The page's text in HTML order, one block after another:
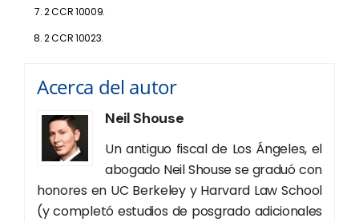
2 CCR 10009.
2 CCR 10023.
Acerca del autor
Neil Shouse
Un antiguo fiscal de Los Ángeles, el
abogado Neil Shouse se graduó con
honores en UC Berkeley y Harvard Law School
(y completó estudios de posgrado adicionales